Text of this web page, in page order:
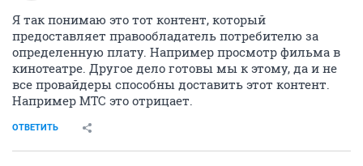
Я так понимаю это тот контент, который
предоставляет правообладатель потребителю за
определенную плату. Например просмотр фильма в
кинотеатре. Другое дело готовы мы к этому, да и не
все провайдеры способны доставить этот контент.
Например МТС это отрицает.
ОТВЕТИТЬ